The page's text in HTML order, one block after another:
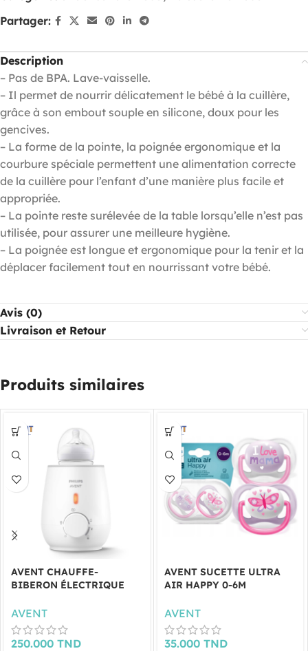
Partager:
Description
– Pas de BPA. Lave-vaisselle.
– Il permet de nourrir délicatement le bébé à la cuillère,
grâce à son embout souple en silicone, doux pour les
gencives.
– La forme de la pointe, la poignée ergonomique et la
courbure spéciale permettent une alimentation correcte
de la cuillère pour l’enfant d’une manière plus facile et
appropriée.
– La pointe reste surélevée de la table lorsqu’elle n’est pas
utilisée, pour assurer une meilleure hygiène.
– La poignée est longue et ergonomique pour la tenir et la
déplacer facilement tout en nourrissant votre bébé.
Avis (0)
Livraison et Retour
Produits similaires
AVENT CHAUFFE-
BIBERON ÉLECTRIQUE
AVENT
250.000 TND
AVENT SUCETTE ULTRA
AIR HAPPY 0-6M
AVENT
35.000 TND